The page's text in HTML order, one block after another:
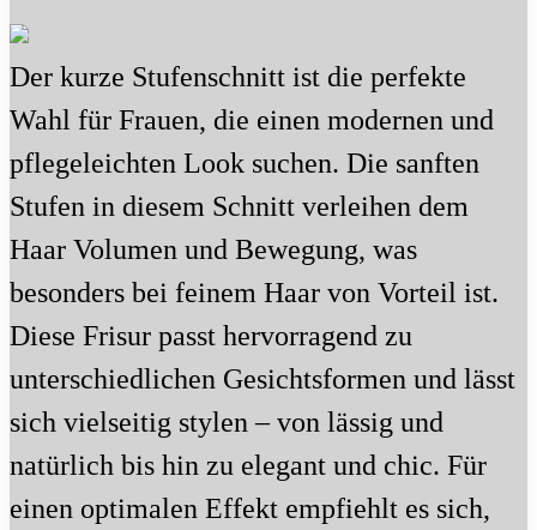
Der kurze Stufenschnitt ist die perfekte
Wahl für Frauen, die einen modernen und
pflegeleichten Look suchen. Die sanften
Stufen in diesem Schnitt verleihen dem
Haar Volumen und Bewegung, was
besonders bei feinem Haar von Vorteil ist.
Diese Frisur passt hervorragend zu
unterschiedlichen Gesichtsformen und lässt
sich vielseitig stylen – von lässig und
natürlich bis hin zu elegant und chic. Für
einen optimalen Effekt empfiehlt es sich,